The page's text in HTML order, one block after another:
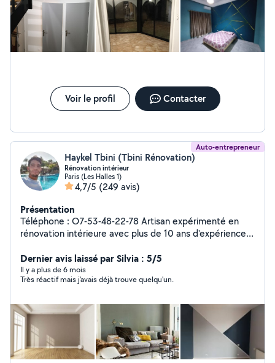
Voir le profil Contacter
Auto-entrepreneur
Haykel Tbini (Tbini Rénovation)
Rénovation intérieur
Paris (Les Halles 1)
4,7/5 (249 avis)
Présentation
Téléphone : O7-53-48-22-78 Artisan expérimenté en
rénovation intérieure avec plus de 10 ans d'expérience,
de vos attentes. Je vous accompagne dans tous vos
projets de : peinture intérieure (finition soignée)
préparation des supports (enduit, ponçage) pose de
Je travaille avec sérieux et précision, en respectant les
délais et en utilisant des matériaux de qualité, afin de
vous garantir un résultat durable. Votre satisfaction est
ma priorité. Des prix adaptés à votre budget. Devis et
déplacement gratuits. N'hésitez pas à me contacter
Dernier avis laissé par Silvia : 5/5
Il y a plus de 6 mois
Très réactif mais j'avais déjà trouve quelqu'un.